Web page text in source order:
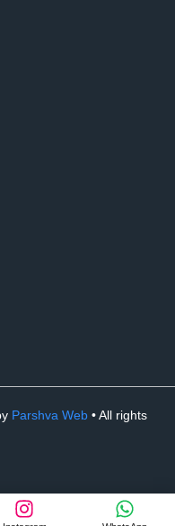
Parshva Web • All rights